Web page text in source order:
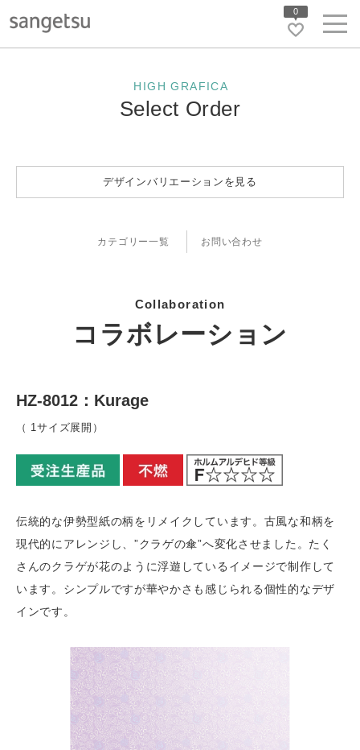
0
HIGH GRAFICA
Select Order
デザインバリエーションを見る
Collaboration
コラボレーション
カテゴリー一覧 お問い合わせ
HZ-8012：Kurage
（ 1サイズ展開）
伝統的な伊勢型紙の柄をリメイクしています。古風な和柄を
現代的にアレンジし、”クラゲの傘”へ変化させました。たく
さんのクラゲが花のように浮遊しているイメージで制作して
います。シンプルですが華やかさも感じられる個性的なデザ
インです。